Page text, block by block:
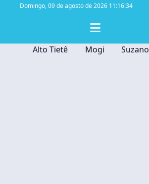
Domingo,09 de agosto de 2026 11:16:35
Alto Tietê Mogi Suzano